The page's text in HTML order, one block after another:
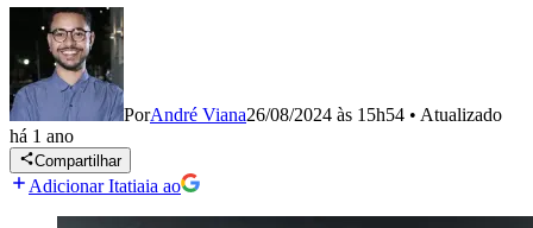
PorAndré Viana26/08/2024 às 15h54 • Atualizado
há 1 ano
Compartilhar
Adicionar Itatiaia ao